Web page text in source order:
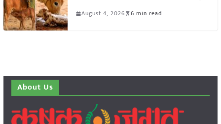
August 4, 2026 6 min read
About Us